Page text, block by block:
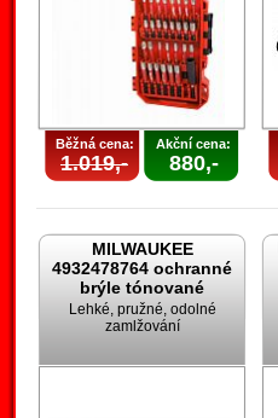
Běžná cena:
1.019,-
Akční cena:
880,-
MILWAUKEE
4932478764 ochranné
brýle tónované
Lehké, pružné, odolné
zamlžování